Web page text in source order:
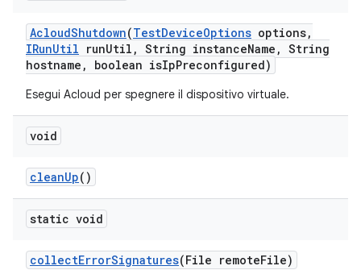
AcloudShutdown(TestDeviceOptions options,
IRunUtil runUtil , String instanceName , String
hostname , boolean isIpPreconfigured)
Esegui Acloud per spegnere il dispositivo virtuale.
void
cleanUp()
static void
collectErrorSignatures(File remoteFile)